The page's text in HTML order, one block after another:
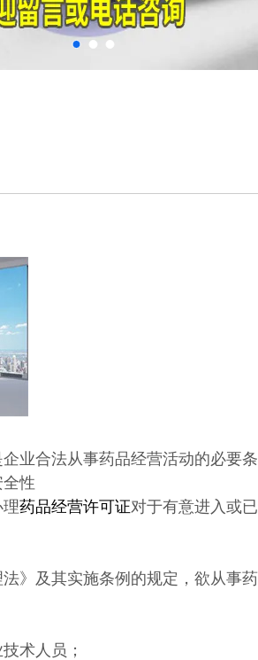
企业合法从事药品经营活动的必要
性
理药品经营许可证对于有意进入或
》及其实施条例的规定，欲从事
术人员；